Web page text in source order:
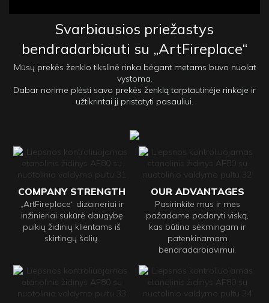
Svarbiausios priežastys
bendradarbiauti su „ArtFireplace“
Mūsų prekės ženklo tikslinė rinka bėgant metams buvo nuolat
vystoma.
Dabar norime plėsti savo prekės ženklą tarptautinėje rinkoje ir
užtikrintai jį pristatyti pasauliui.
COMPANY STRENGTH
„ArtFireplace“ dizaineriai ir
inžinieriai sukūrė daugybę
puikių židinių klientams iš
skirtingų šalių.
OUR ADVANTAGES
Pasirinkite mus ir mes
pažadame padaryti viską,
kas būtina sėkmingam ir
patenkinamam
bendradarbiavimui.